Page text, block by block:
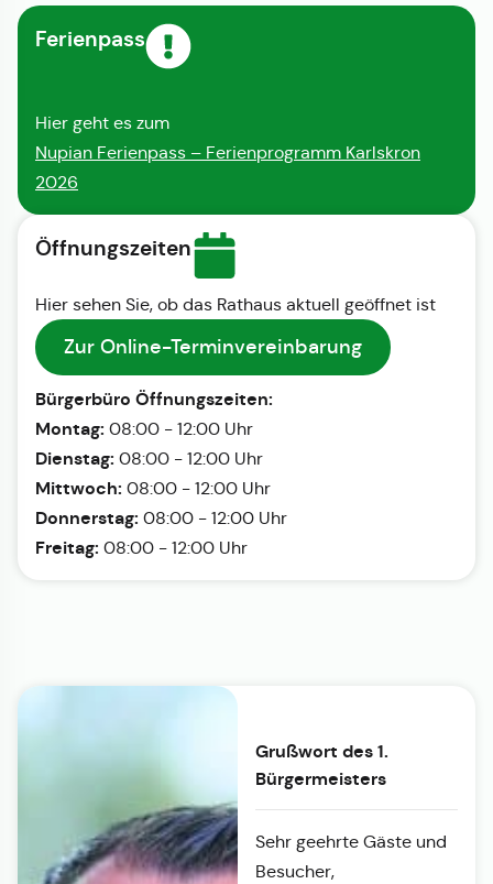
Ferienpass
Hier geht es zum
Nupian Ferienpass – Ferienprogramm Karlskron
2026
Öffnungszeiten
Hier sehen Sie, ob das Rathaus aktuell geöffnet ist
Zur Online-Terminvereinbarung
Bürgerbüro Öffnungszeiten:
Montag: 08:00 - 12:00 Uhr
Dienstag: 08:00 - 12:00 Uhr
Mittwoch: 08:00 - 12:00 Uhr
Donnerstag: 08:00 - 12:00 Uhr
Freitag: 08:00 - 12:00 Uhr
Grußwort des 1.
Bürgermeisters
Sehr geehrte Gäste und
Besucher,